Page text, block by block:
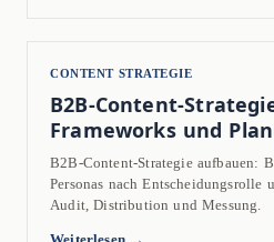
CONTENT STRATEGIE
B2B-Content-
Frameworks und
B2B-Content-Strategie aufbauen:
Personas nach Entscheidungsrolle
Audit, Distribution und Messung.